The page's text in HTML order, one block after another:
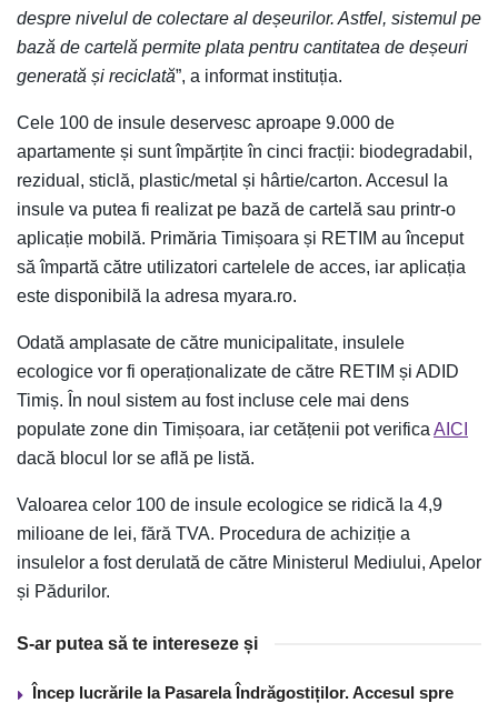
despre nivelul de colectare al deșeurilor. Astfel, sistemul pe
bază de cartelă permite plata pentru cantitatea de deșeuri
generată și reciclată”, a informat instituția.
Cele 100 de insule deservesc aproape 9.000 de
apartamente și sunt împărțite în cinci fracții: biodegradabil,
rezidual, sticlă, plastic/metal și hârtie/carton. Accesul la
insule va putea fi realizat pe bază de cartelă sau printr-o
aplicație mobilă. Primăria Timișoara și RETIM au început
să împartă către utilizatori cartelele de acces, iar aplicația
este disponibilă la adresa myara.ro.
Odată amplasate de către municipalitate, insulele
ecologice vor fi operaționalizate de către RETIM și ADID
Timiș. În noul sistem au fost incluse cele mai dens
populate zone din Timișoara, iar cetățenii pot verifica AICI
dacă blocul lor se află pe listă.
Valoarea celor 100 de insule ecologice se ridică la 4,9
milioane de lei, fără TVA. Procedura de achiziție a
insulelor a fost derulată de către Ministerul Mediului, Apelor
și Pădurilor.
S-ar putea să te intereseze și
Încep lucrările la Pasarela Îndrăgostiților. Accesul spre